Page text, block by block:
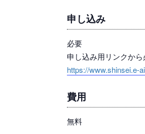
申し込み
必要
申し込み用リンクか
https://www.shinsei.e-
費用
無料